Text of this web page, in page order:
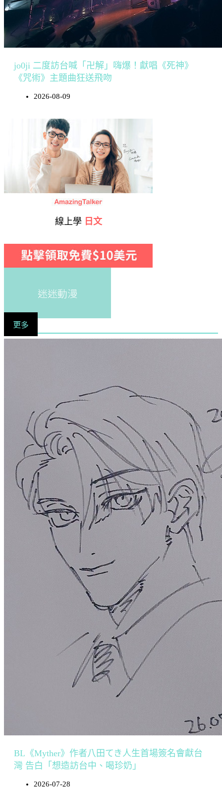
jo0ji 二度訪台喊「卍解」嗨爆！獻唱《死神》
《咒術》主題曲狂送飛吻
2026-08-09
線上學 日文
迷迷動漫
更多
BL《Myther》作者八田てき人生首場簽名會獻台
灣 告白「想造訪台中、喝珍奶」
2026-07-28